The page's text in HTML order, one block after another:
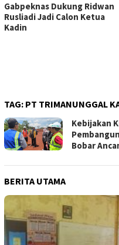
Gabpeknas Dukung Ridwan
Rusliadi Jadi Calon Ketua
Kadin
TAG: PT TRIMANUNGGAL
Kebijakan
Bobar
BERITA UTAMA